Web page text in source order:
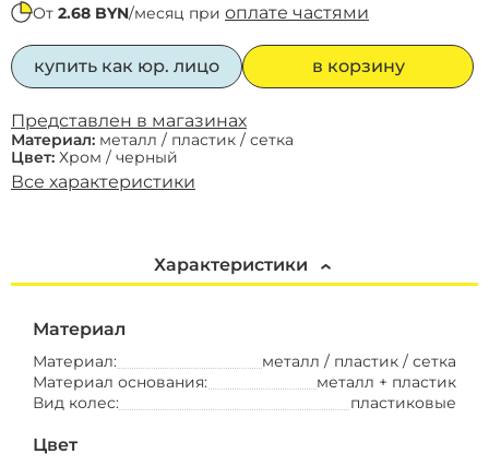
Материал: металл / пластик / сетка
Цвет: Хром / черный
Все характеристики
От 2.68 BYN/месяц при оплате частями
купить как юр. лицо в корзину
Представлен в магазинах
Характеристики
Материал
Материал:
металл / пластик / сетка
Материал основания:
металл + пластик
Вид колес:
пластиковые
Цвет